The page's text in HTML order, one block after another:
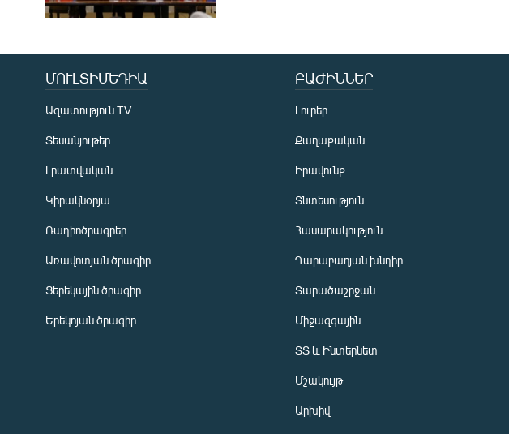
ՄՈՒԼՏԻՄԵԴԻԱ
Ազատություն TV
Տեսանյութեր
Լրատվական
Կիրակնօրյա
Ռադիոծրագրեր
Առավոտյան ծրագիր
Ցերեկային ծրագիր
Երեկոյան ծրագիր
ԲԱԺԻՆՆԵՐ
Լուրեր
Քաղաքական
Իրավունք
Տնտեսություն
Հասարակություն
Ղարաբաղյան խնդիր
Տարածաշրջան
Միջազգային
ՏՏ և Ինտերնետ
Մշակույթ
Արխիվ